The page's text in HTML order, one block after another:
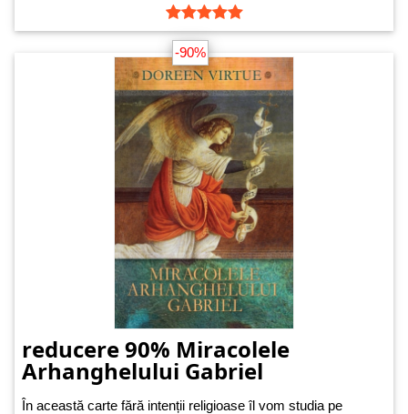
-90%
reducere 90% Miracolele
Arhanghelului Gabriel
În această carte fără intenții religioase îl vom studia pe